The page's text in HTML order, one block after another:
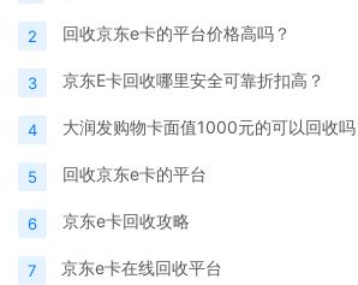
2 回收京东e卡的平台价格高吗？
3 京东E卡回收哪里安全可靠折扣高？
4 大润发购物卡面值1000元的可以回收吗
5 回收京东e卡的平台
6 京东e卡回收攻略
7 京东e卡在线回收平台